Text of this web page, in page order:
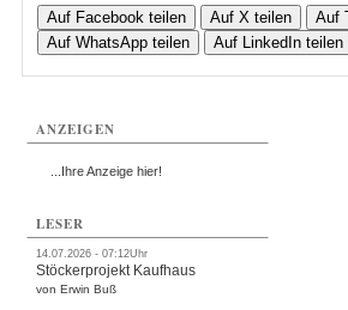
Auf Facebook teilen
Auf X teilen
Auf
Auf WhatsApp teilen
Auf LinkedIn teilen
ANZEIGEN
...Ihre Anzeige hier!
LESER
14.07.2026 - 07:12Uhr
Stöckerprojekt Kaufhaus
von Erwin Buß